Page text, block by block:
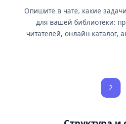
Опишите в чате, какие
для вашей библиотеки:
читателей, онлайн-каталог,
2